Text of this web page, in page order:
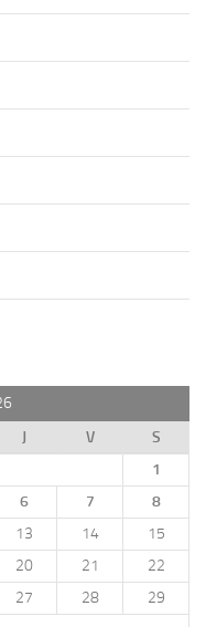
J V
S
1
6 7
8
13 14
15
20 21
22
27 28
29